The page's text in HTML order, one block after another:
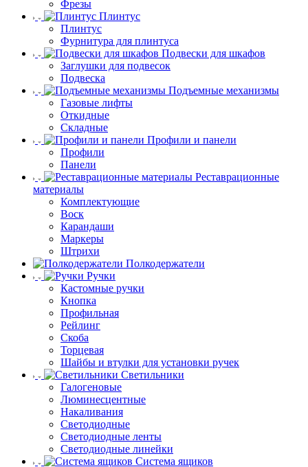
Фрезы
Плинтус
Плинтус
Фурнитура для плинтуса
Подвески для шкафов
Заглушки для подвесок
Подвеска
Подъемные механизмы
Газовые лифты
Откидные
Складные
Профили и панели
Профили
Панели
Реставрационные
материалы
Комплектующие
Воск
Карандаши
Маркеры
Штрихи
Полкодержатели
Ручки
Кастомные ручки
Кнопка
Профильная
Рейлинг
Скоба
Торцевая
Шайбы и втулки для установки ручек
Светильники
Галогеновые
Люминесцентные
Накаливания
Светодиодные
Светодиодные ленты
Светодиодные линейки
Система ящиков